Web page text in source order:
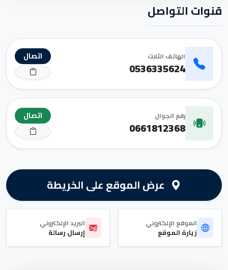
قنوات التواصل
الهاتف الثابت
0536335624
اتصال
رقم الجوال
0661812368
اتصال
عرض الموقع على الخريطة
الموقع الإلكتروني
زيارة الموقع
البريد الإلكتروني
إرسال رسالة